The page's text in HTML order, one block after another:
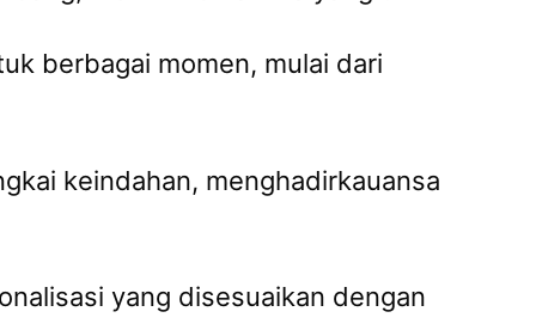
berbagai momen, mulai dari
keindahan, menghadirkauansa
yang disesuaikan dengan